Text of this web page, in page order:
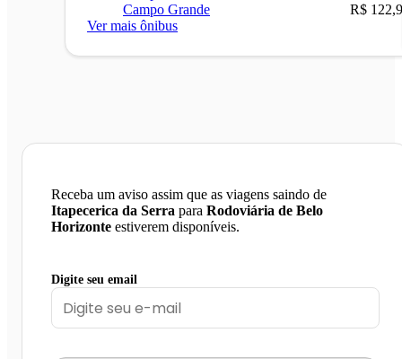
Campo Grande
R$
Ver mais ônibus
Receba um aviso assim que as viagens saindo de
Itapecerica da Serra para Rodoviária de Belo
Horizonte estiverem disponíveis.
Digite seu email